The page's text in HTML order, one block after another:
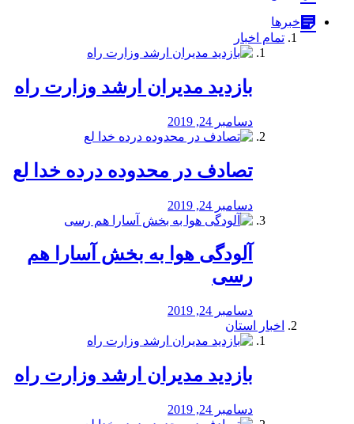
خبرها
تمام اخبار
بازدید مدیران ارشد وزارت راه
دسامبر 24, 2019
تصادف در محدوده درده خدا لع
دسامبر 24, 2019
آلودگی هوا به بخش آسارا هم
رسی
دسامبر 24, 2019
اخبار استان
بازدید مدیران ارشد وزارت راه
دسامبر 24, 2019